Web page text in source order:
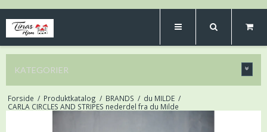
KATEGORIER
Forside / Produktkatalog / BRANDS / du MILDE /
CARLA CIRCLES AND STRIPES nederdel fra du Milde